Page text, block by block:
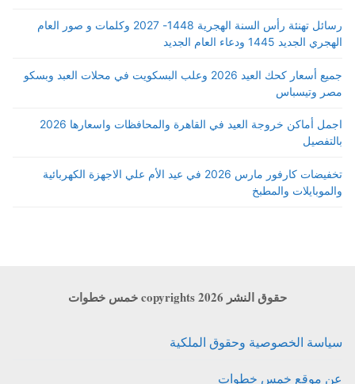
رسائل تهنئة رأس السنة الهجرية 1448- 2027 وكلمات و صور العام
الهجري الجديد 1445 ودعاء العام الجديد
جميع أسعار كحك العيد 2026 وعلب البسكويت في محلات العبد وبسكو
مصر وتيسباس
اجمل أماكن خروجة العيد في القاهرة والمحافظات واسعارها 2026
بالتفصيل
تخفيضات كارفور مارس 2026 في عيد الأم علي الاجهزة الكهربائية
والموبايلات والمطبخ
حقوق النشر copyrights 2026 خمس خطوات
سياسة الخصوصية وحقوق الملكية
عن موقع خمس خطوات